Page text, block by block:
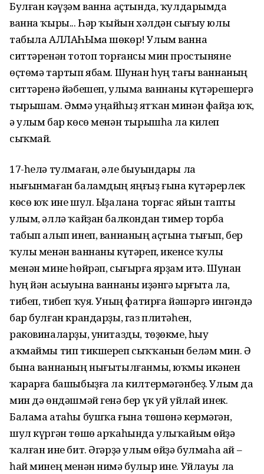
Булған кәүҙәм ванна аҫтында, ҡулдарымда
ванна ҡыры... Һәр ҡыйын хәлдән сығыу юлы
табыла АЛЛАҺЫма шөкөр! Улым ванна
ситтәренән тотоп торғансы мин простыняне
өҫтөмә тартып ябам. Шунан һуң тағы ваннаның
ситтәренә йәбешеп, улыма ваннаны күтәрешергә
тырышам. Әммә уңайһыҙ ятҡан минән файҙа юҡ,
ә улым бар көсө менән тырышһа ла килеп
сыҡмай.
17-һелә тулмаған, әле быуындары ла
нығынмаған баламдың яңғыҙ ғына күтәрерлек
көсө юҡ ине шул. Ыҙалана торғас яйын тапты
улым, әллә ҡайҙан балкондан тимер торба
табып алып инеп, ваннаның аҫтына тығып, бер
ҡулы менән ваннаны күтәреп, икенсе ҡулы
менән мине һөйрәп, сығырға ярҙам итә. Шунан
һуң йән асыуына ваннаны иҙәнгә ырғыта ла,
тибеп, тибеп ҡуя. Уның фатирға йәшәргә ингәндә
бар булған крандарҙы, газ плитәһен,
раковиналарҙы, унитазды, төҙөкме, һыу
аҡмаймы тип тикшереп сыҡҡанын беләм мин. Ә
бына ваннаның нығытылғанмы, юҡмы икәнен
ҡарарға башыбыҙға ла килтермәгәнбеҙ. Улым да
мин дә өндәшмәй генә бер үк уй уйлай инек.
Балама атаһы бушҡа ғына төшөнә кермәгән,
шул күргән төшө арҡаһында улыҡайым өйҙә
ҡалған ине бит. Әгәрҙә улым өйҙә булмаһа ай –
һай минең менән нимә булыр ине. Уйлауы ла